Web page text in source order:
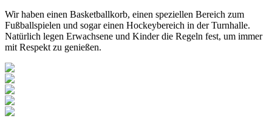
Wir haben einen Basketballkorb, einen speziellen Bereich zum
Fußballspielen und sogar einen Hockeybereich in der Turnhalle.
Natürlich legen Erwachsene und Kinder die Regeln fest, um immer
mit Respekt zu genießen.